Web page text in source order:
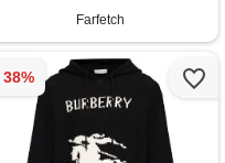
Farfetch